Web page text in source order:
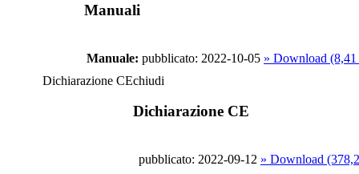
Manuali
Manuale: pubblicato: 2022-10-05 » Download
Dichiarazione CEchiudi
Dichiarazione CE
pubblicato: 2022-09-12 » Download